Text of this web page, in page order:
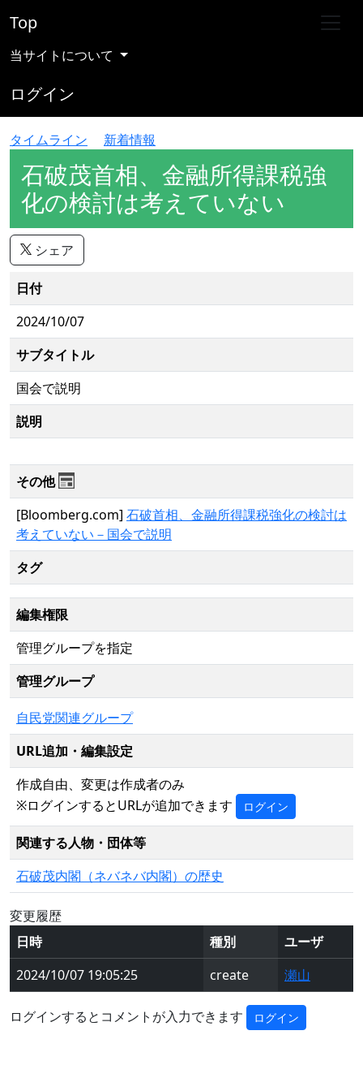
Top
当サイトについて
ログイン
タイムライン 新着情報
石破茂首相、金融所得課税強
化の検討は考えていない
シェア
日付
2024/10/07
サブタイトル
国会で説明
説明
その他
[Bloomberg.com] 石破首相、金融所得課税強化の検討は
考えていない－国会で説明
タグ
編集権限
管理グループを指定
管理グループ
自民党関連グループ
URL追加・編集設定
作成自由、変更は作成者のみ
※ログインするとURLが追加できます
ログイン
関連する人物・団体等
石破茂内閣（ネバネバ内閣）の歴史
変更履歴
日時
種別
ユーザ
2024/10/07 19:05:25
create 瀬山
ログインするとコメントが入力できます ログイン